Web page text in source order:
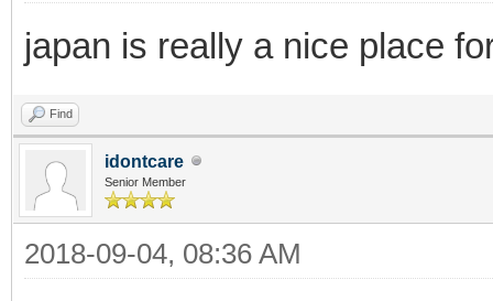
japan is really a nice place
Find
idontcare
Senior Member
2018-09-04, 08:36 AM